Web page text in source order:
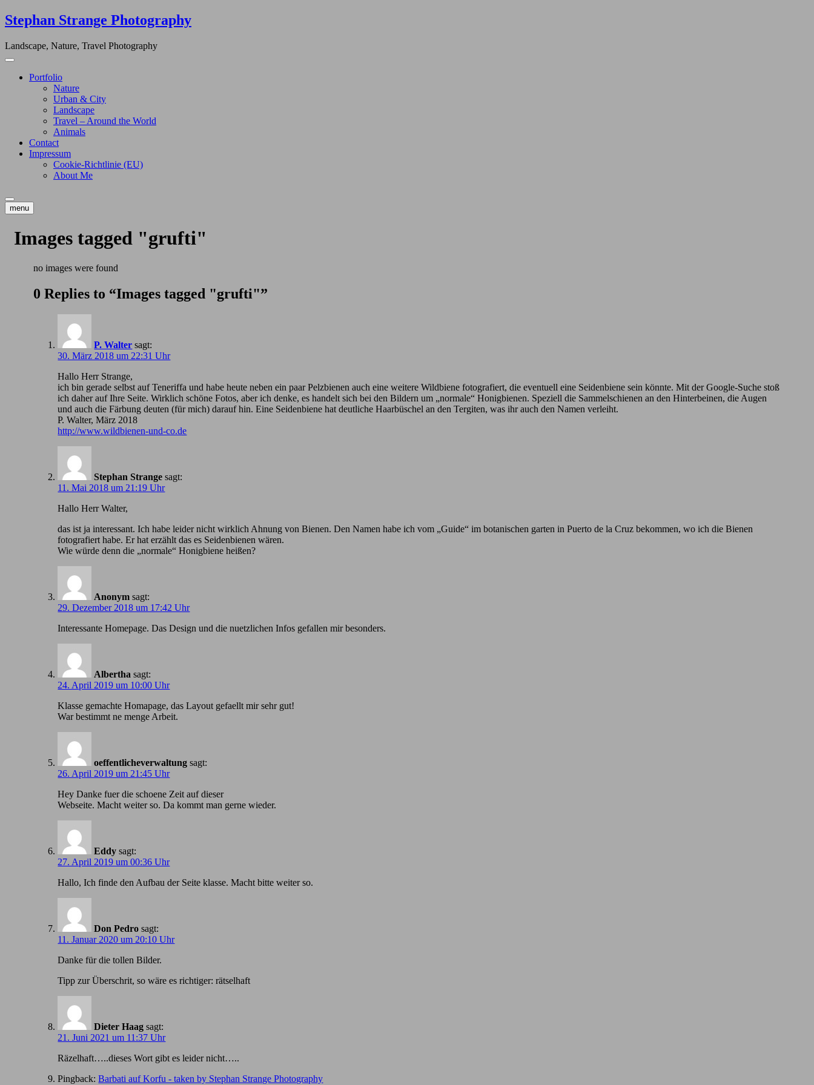
Skip
to
Stephan Strange Photography
Landscape, Nature, Travel Photography
Portfolio
Nature
Urban & City
Landscape
Travel – Around the World
Animals
Contact
Impressum
Cookie-Richtlinie (EU)
About Me
menu
Images tagged "grufti"
no images were found
0 Replies to “Images tagged "grufti"”
P. Walter sagt:
30. März 2018 um 22:31 Uhr
Hallo Herr Strange,
ich bin gerade selbst auf Teneriffa und habe heute neben ein paar Pelzbienen auch eine weitere Wildbiene fotografiert, die eventuell eine Seidenbiene sein könnte. Mit der Google-Suche stoß
ich daher auf Ihre Seite. Wirklich schöne Fotos, aber ich denke, es handelt sich bei den Bildern um „normale“ Honigbienen. Speziell die Sammelschienen an den Hinterbeinen, die Augen
und auch die Färbung deuten (für mich) darauf hin. Eine Seidenbiene hat deutliche Haarbüschel an den Tergiten, was ihr auch den Namen verleiht.
P. Walter, März 2018
http://www.wildbienen-und-co.de
Stephan Strange sagt:
11. Mai 2018 um 21:19 Uhr
Hallo Herr Walter,
das ist ja interessant. Ich habe leider nicht wirklich Ahnung von Bienen. Den Namen habe ich vom „Guide“ im botanischen garten in Puerto de la Cruz bekommen, wo ich die Bienen
fotografiert habe. Er hat erzählt das es Seidenbienen wären.
Wie würde denn die „normale“ Honigbiene heißen?
Anonym sagt:
29. Dezember 2018 um 17:42 Uhr
Іnteressante Homepage. Das Design und die nuetzlichen Infos gefallen mir besonders.
Albertha sagt:
24. April 2019 um 10:00 Uhr
Klasse gemachte Homapage, das Layout gefaellt mir sehr gut!
War bestimmt ne menge Arbeit.
oeffentlicheverwaltung sagt:
26. April 2019 um 21:45 Uhr
Hey Danke fuer die schoene Zeit auf dieser
Webseite. Macht weiter so. Da kommt man gerne wieder.
Eddy sagt:
27. April 2019 um 00:36 Uhr
Hallo, Ich finde den Aufbau der Seite klasse. Macht bitte weiter so.
Don Pedro sagt:
11. Januar 2020 um 20:10 Uhr
Danke für die tollen Bilder.
Tipp zur Überschrit, so wäre es richtiger: rätselhaft
Dieter Haag sagt:
21. Juni 2021 um 11:37 Uhr
Räzelhaft…..dieses Wort gibt es leider nicht…..
Pingback:Barbati auf Korfu - taken by Stephan Strange Photography